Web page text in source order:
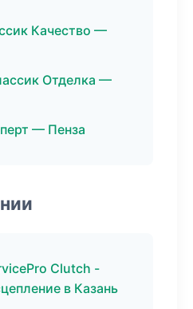
Качество —
Отделка —
— Пенза
Clutch -
в Казань